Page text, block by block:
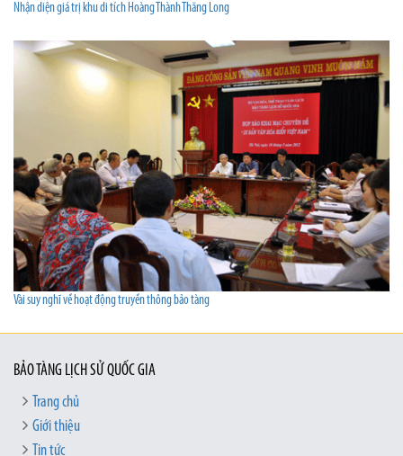
Nhận diện giá trị khu di tích Hoàng Thành Thăng Long
Vài suy nghĩ về hoạt động truyền thông bảo tàng
BẢO TÀNG LỊCH SỬ QUỐC GIA
Trang chủ
Giới thiệu
Tin tức